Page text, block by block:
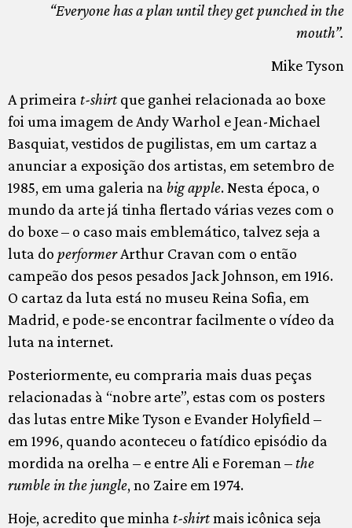
“Everyone has a plan until they get punched in the
mouth”.
Mike Tyson
A primeira t-shirt que ganhei relacionada ao boxe
foi uma imagem de Andy Warhol e Jean-Michael
Basquiat, vestidos de pugilistas, em um cartaz a
anunciar a exposição dos artistas, em setembro de
1985, em uma galeria na big apple. Nesta época, o
mundo da arte já tinha flertado várias vezes com o
do boxe – o caso mais emblemático, talvez seja a
luta do performerArthur Cravan com o então
campeão dos pesos pesados Jack Johnson, em 1916.
O cartaz da luta está no museu Reina Sofia, em
Madrid, e pode-se encontrar facilmente o vídeo da
luta na internet.
Posteriormente, eu compraria mais duas peças
relacionadas à “nobre arte”, estas com os posters
das lutas entre Mike Tyson e Evander Holyfield –
em 1996, quando aconteceu o fatídico episódio da
mordida na orelha – e entre Ali e Foreman – the
rumble in the jungle, no Zaire em 1974.
Hoje, acredito que minha t-shirtmais icônica seja